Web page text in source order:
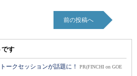
前の投稿へ
です
ークセッションが話題に！
PR(FINCHI on GOE